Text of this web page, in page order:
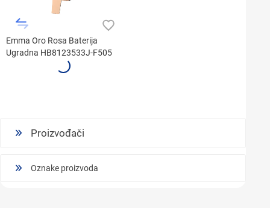
Emma Oro Rosa Baterija
Ugradna HB8123533J-F505
Proizvođači
Oznake proizvoda